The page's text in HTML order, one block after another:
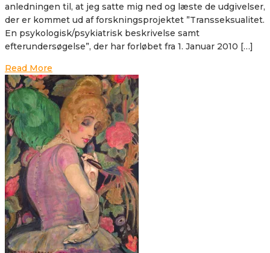
anledningen til, at jeg satte mig ned og læste de udgivelser,
der er kommet ud af forskningsprojektet ”Transseksualitet.
En psykologisk/psykiatrisk beskrivelse samt
efterundersøgelse”, der har forløbet fra 1. Januar 2010 […]
Read More